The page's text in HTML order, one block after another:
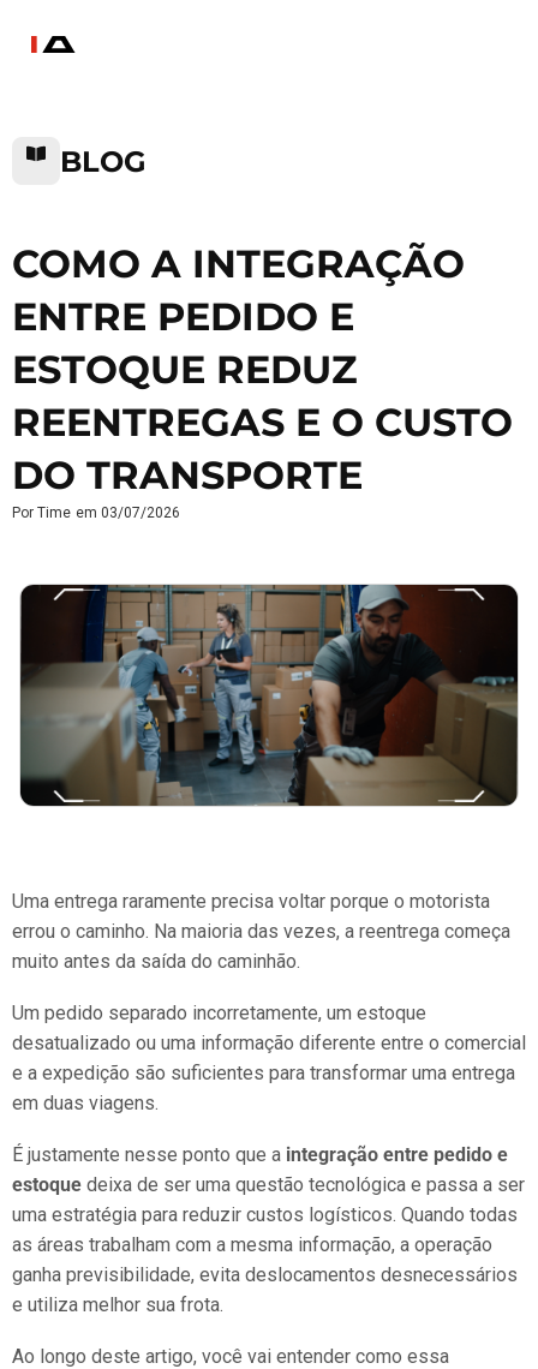
BLOG
COMO A INTEGRAÇÃO
ENTRE PEDIDO E
ESTOQUE REDUZ
REENTREGAS E O CUSTO
DO TRANSPORTE
Por Time em 03/07/2026
Uma entrega raramente precisa voltar porque o motorista
errou o caminho. Na maioria das vezes, a reentrega começa
muito antes da saída do caminhão.
Um pedido separado incorretamente, um estoque
desatualizado ou uma informação diferente entre o comercial
e a expedição são suficientes para transformar uma entrega
em duas viagens.
É justamente nesse ponto que a integração entre pedido e
estoque deixa de ser uma questão tecnológica e passa a ser
uma estratégia para reduzir custos logísticos. Quando todas
as áreas trabalham com a mesma informação, a operação
ganha previsibilidade, evita deslocamentos desnecessários
e utiliza melhor sua frota.
Ao longo deste artigo, você vai entender como essa